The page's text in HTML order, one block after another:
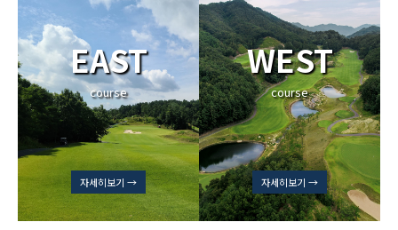
EAST
course
자세히보기 →
WEST
course
자세히보기 →